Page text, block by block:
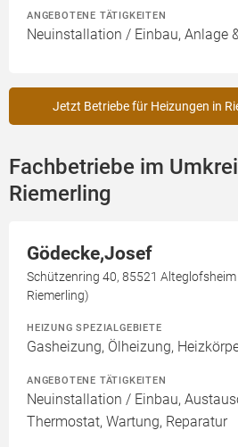
ANGEBOTENE TÄTIGKEITEN
Neuinstallation / Einbau, Anlage
Jetzt Betriebe für Heizungen in
Fachbetriebe im
Riemerling
Gödecke,Josef
Schützenring 40, 85521
Riemerling)
HEIZUNG SPEZIALGEBIETE
Gasheizung, Ölheizung,
ANGEBOTENE TÄTIGKEITEN
Neuinstallation / Einbau,
Thermostat, Wartung, Reparatur